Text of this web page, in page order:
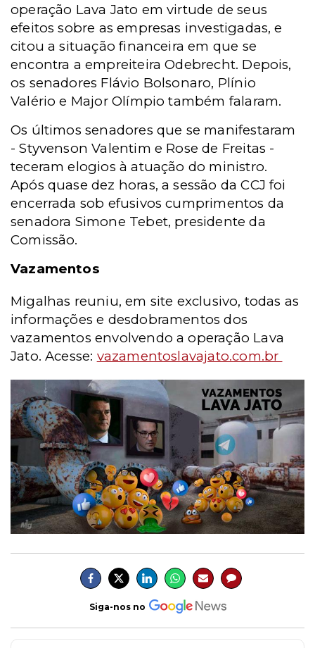
operação Lava Jato em virtude de seus
efeitos sobre as empresas investigadas, e
citou a situação financeira em que se
encontra a empreiteira Odebrecht. Depois,
os senadores Flávio Bolsonaro, Plínio
Valério e Major Olímpio também falaram.
Os últimos senadores que se manifestaram
- Styvenson Valentim e Rose de Freitas -
teceram elogios à atuação do ministro.
Após quase dez horas, a sessão da CCJ foi
encerrada sob efusivos cumprimentos da
senadora Simone Tebet, presidente da
Comissão.
Vazamentos
Migalhas reuniu, em site exclusivo, todas as
informações e desdobramentos dos
vazamentos envolvendo a operação Lava
Jato. Acesse: vazamentoslavajato.com.br
Siga-nos no